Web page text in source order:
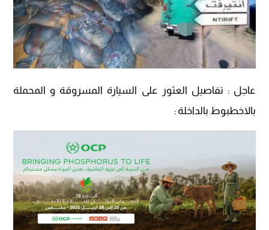
عاجل : تفاصيل العثور على السيارة المسروقة و المحملة
بالاخطبوط بالداخلة :